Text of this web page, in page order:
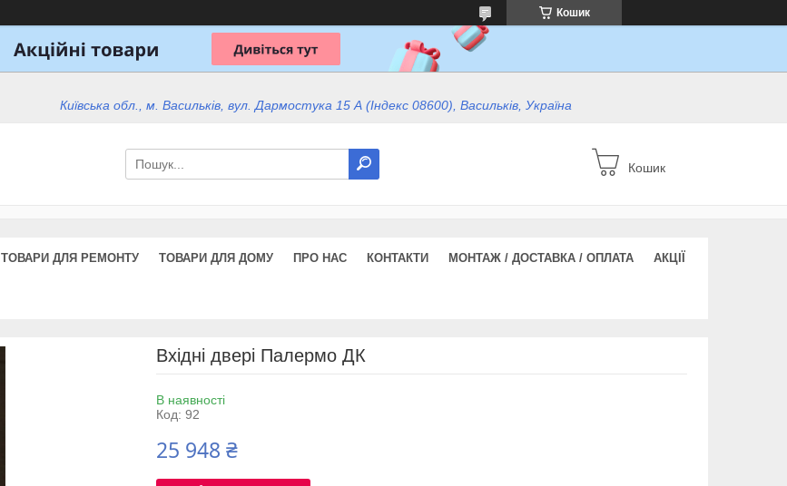
Кошик
Київська обл., м. Васильків, вул. Дармостука 15 А (Індекс 08600), Васильків, Україна
Кошик
ТОВАРИ ДЛЯ РЕМОНТУ ТОВАРИ ДЛЯ ДОМУ ПРО НАС КОНТАКТИ МОНТАЖ / ДОСТАВКА / ОПЛАТА АКЦІЇ
Вхідні двері Палермо ДК
В наявності
Код: 92
25 948 ₴